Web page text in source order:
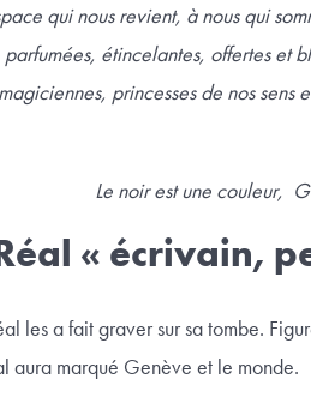
qui nous revient, à nous qui
étincelantes, offertes et
magiciennes, princesses de nos sens
Le noir est une couleur,
« écrivain,
les a fait graver sur sa tombe.
aura marqué Genève et le monde.